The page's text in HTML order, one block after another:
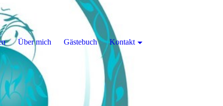
Über mich Gästebuch Kontakt